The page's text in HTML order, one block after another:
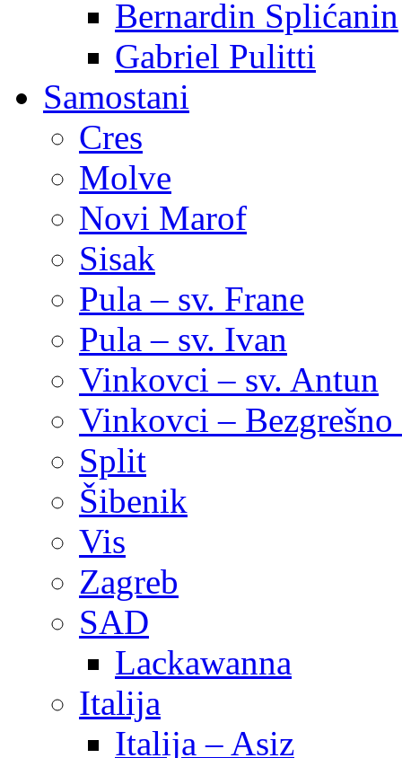
Bernardin Splićanin
Gabriel Pulitti
Samostani
Cres
Molve
Novi Marof
Sisak
Pula – sv. Frane
Pula – sv. Ivan
Vinkovci – sv. Antun
Vinkovci –
Split
Šibenik
Vis
Zagreb
SAD
Lackawanna
Italija
Italija – Asiz